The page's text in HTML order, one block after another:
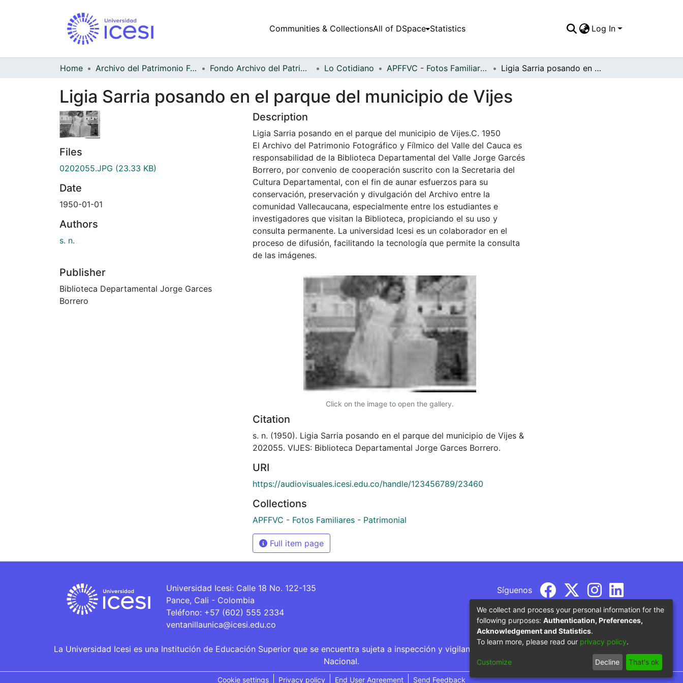
Communities & CollectionsAll of DSpace Statistics Log In
Home Archivo del Patrimonio Fotográfico y Fílmico del Valle del Cauca Fondo Archivo del Patrimonio Fotográfico y Fílmico del Valle del Cauca Lo Cotidiano APFFVC - Fotos Familiares - Patrimonial Ligia Sarria posando en el parque del municipio de Vijes
Ligia Sarria posando en el parque del municipio de Vijes
Files
0202055.JPG (23.33 KB)
Date
1950-01-01
Authors
s. n.
Publisher
Biblioteca Departamental Jorge Garces
Borrero
Description
Ligia Sarria posando en el parque del municipio de Vijes.C. 1950
El Archivo del Patrimonio Fotográfico y Fílmico del Valle del Cauca es
responsabilidad de la Biblioteca Departamental del Valle Jorge Garcés
Borrero, por convenio de cooperación suscrito con la Secretaria del
Cultura Departamental, con el fin de aunar esfuerzos para su
conservación, preservación y divulgación del Archivo entre la
comunidad Vallecaucana, especialmente entre los estudiantes e
investigadores que visitan la Biblioteca, propiciando el su uso y
consulta permanente. La universidad Icesi es un colaborador en el
proceso de difusión, facilitando la tecnología que permite la consulta
de las imágenes.
Click on the image to open the gallery.
Citation
s. n. (1950). Ligia Sarria posando en el parque del municipio de Vijes &
202055. VIJES: Biblioteca Departamental Jorge Garces Borrero.
URI
https://audiovisuales.icesi.edu.co/handle/123456789/23460
Collections
APFFVC - Fotos Familiares - Patrimonial
Full item page
Universidad Icesi: Calle 18 No. 122-135
Pance, Cali - Colombia
Teléfono: +57 (602) 555 2334
ventanillaunica@icesi.edu.co
Síguenos
La Universidad Icesi es una Institución de Educación Superior que se encuentra sujeta a inspección y vigilancia por parte del Ministerio de Educación
Nacional.
Cookie settings Privacy policy End User Agreement Send Feedback
We collect and process your personal information for the
following purposes: Authentication, Preferences,
Acknowledgement and Statistics.
To learn more, please read our privacy policy.
Customize Decline That's ok